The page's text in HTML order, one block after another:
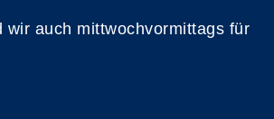
wir auch mittwochvormittags für